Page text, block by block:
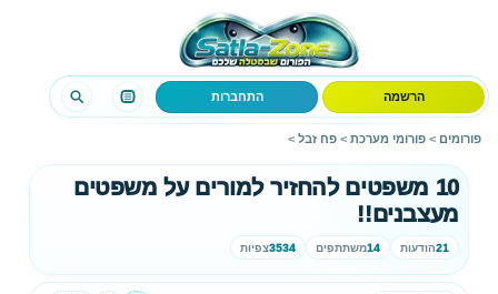
הרשמה התחברות
פורומים > פורומי מערכת > פח זבל >
10 משפטים להחזיר למורים על משפטים
מעצבנים!!
21הודעות 14משתתפים 3534צפיות